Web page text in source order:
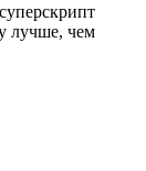
лучше, чем